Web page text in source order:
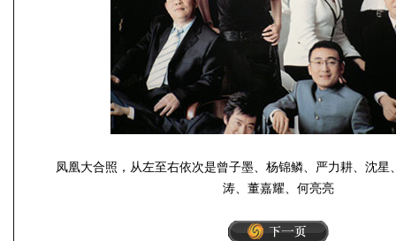
凤凰大合照，从左至右依次是曾子墨、杨锦鳞、严力耕、沈星
涛、董嘉耀、何亮亮